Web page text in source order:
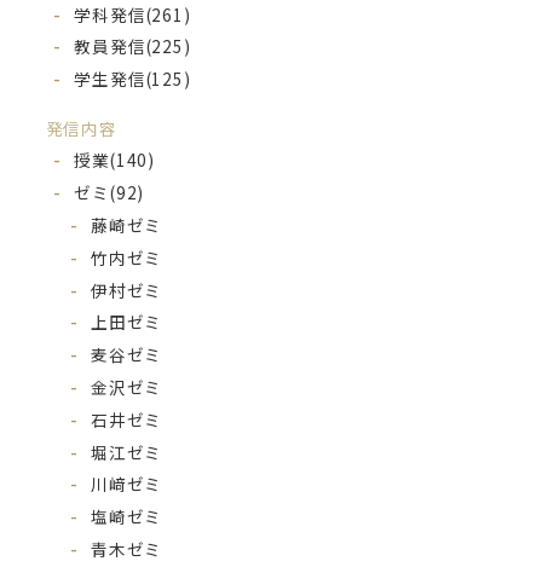
学科発信(261)
教員発信(225)
学生発信(125)
発信内容
授業(140)
ゼミ(92)
藤崎ゼミ
竹内ゼミ
伊村ゼミ
上田ゼミ
麦谷ゼミ
金沢ゼミ
石井ゼミ
堀江ゼミ
川﨑ゼミ
塩崎ゼミ
青木ゼミ